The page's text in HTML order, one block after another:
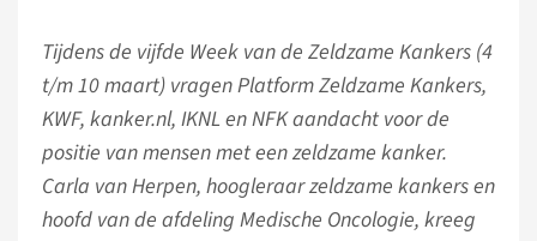
Tijdens de vijfde Week van de Zeldzame Kankers (4
t/m 10 maart) vragen Platform Zeldzame Kankers,
KWF, kanker.nl, IKNL en NFK aandacht voor de
positie van mensen met een zeldzame kanker.
Carla van Herpen, hoogleraar zeldzame kankers en
hoofd van de afdeling Medische Oncologie, kreeg